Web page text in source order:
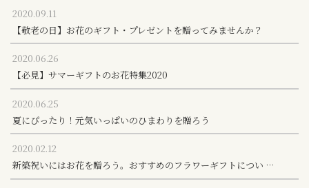
2020.09.11
【敬老の日】お花のギフト・プレゼントを贈ってみませんか？
2020.06.26
【必見】サマーギフトのお花特集2020
2020.06.25
夏にぴったり！元気いっぱいのひまわりを贈ろう
2020.02.12
新築祝いにはお花を贈ろう。おすすめのフラワーギフトについ …